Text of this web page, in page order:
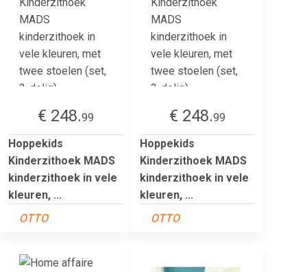
€ 248.99
Hoppekids
Kinderzithoek MADS
kinderzithoek in vele
kleuren, ...
OTTO
€ 248.99
Hoppekids
Kinderzithoek MADS
kinderzithoek in vele
kleuren, ...
OTTO